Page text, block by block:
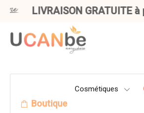
LIVRAISON GRATUITE à
Boutique
Cosmétiques